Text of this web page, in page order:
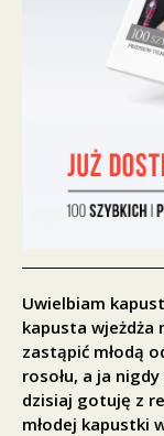
Uwielbiam
kapusta wjeżdża
zastąpić młodą
rosołu, a ja
dzisiaj gotuję z
młodej kapustki